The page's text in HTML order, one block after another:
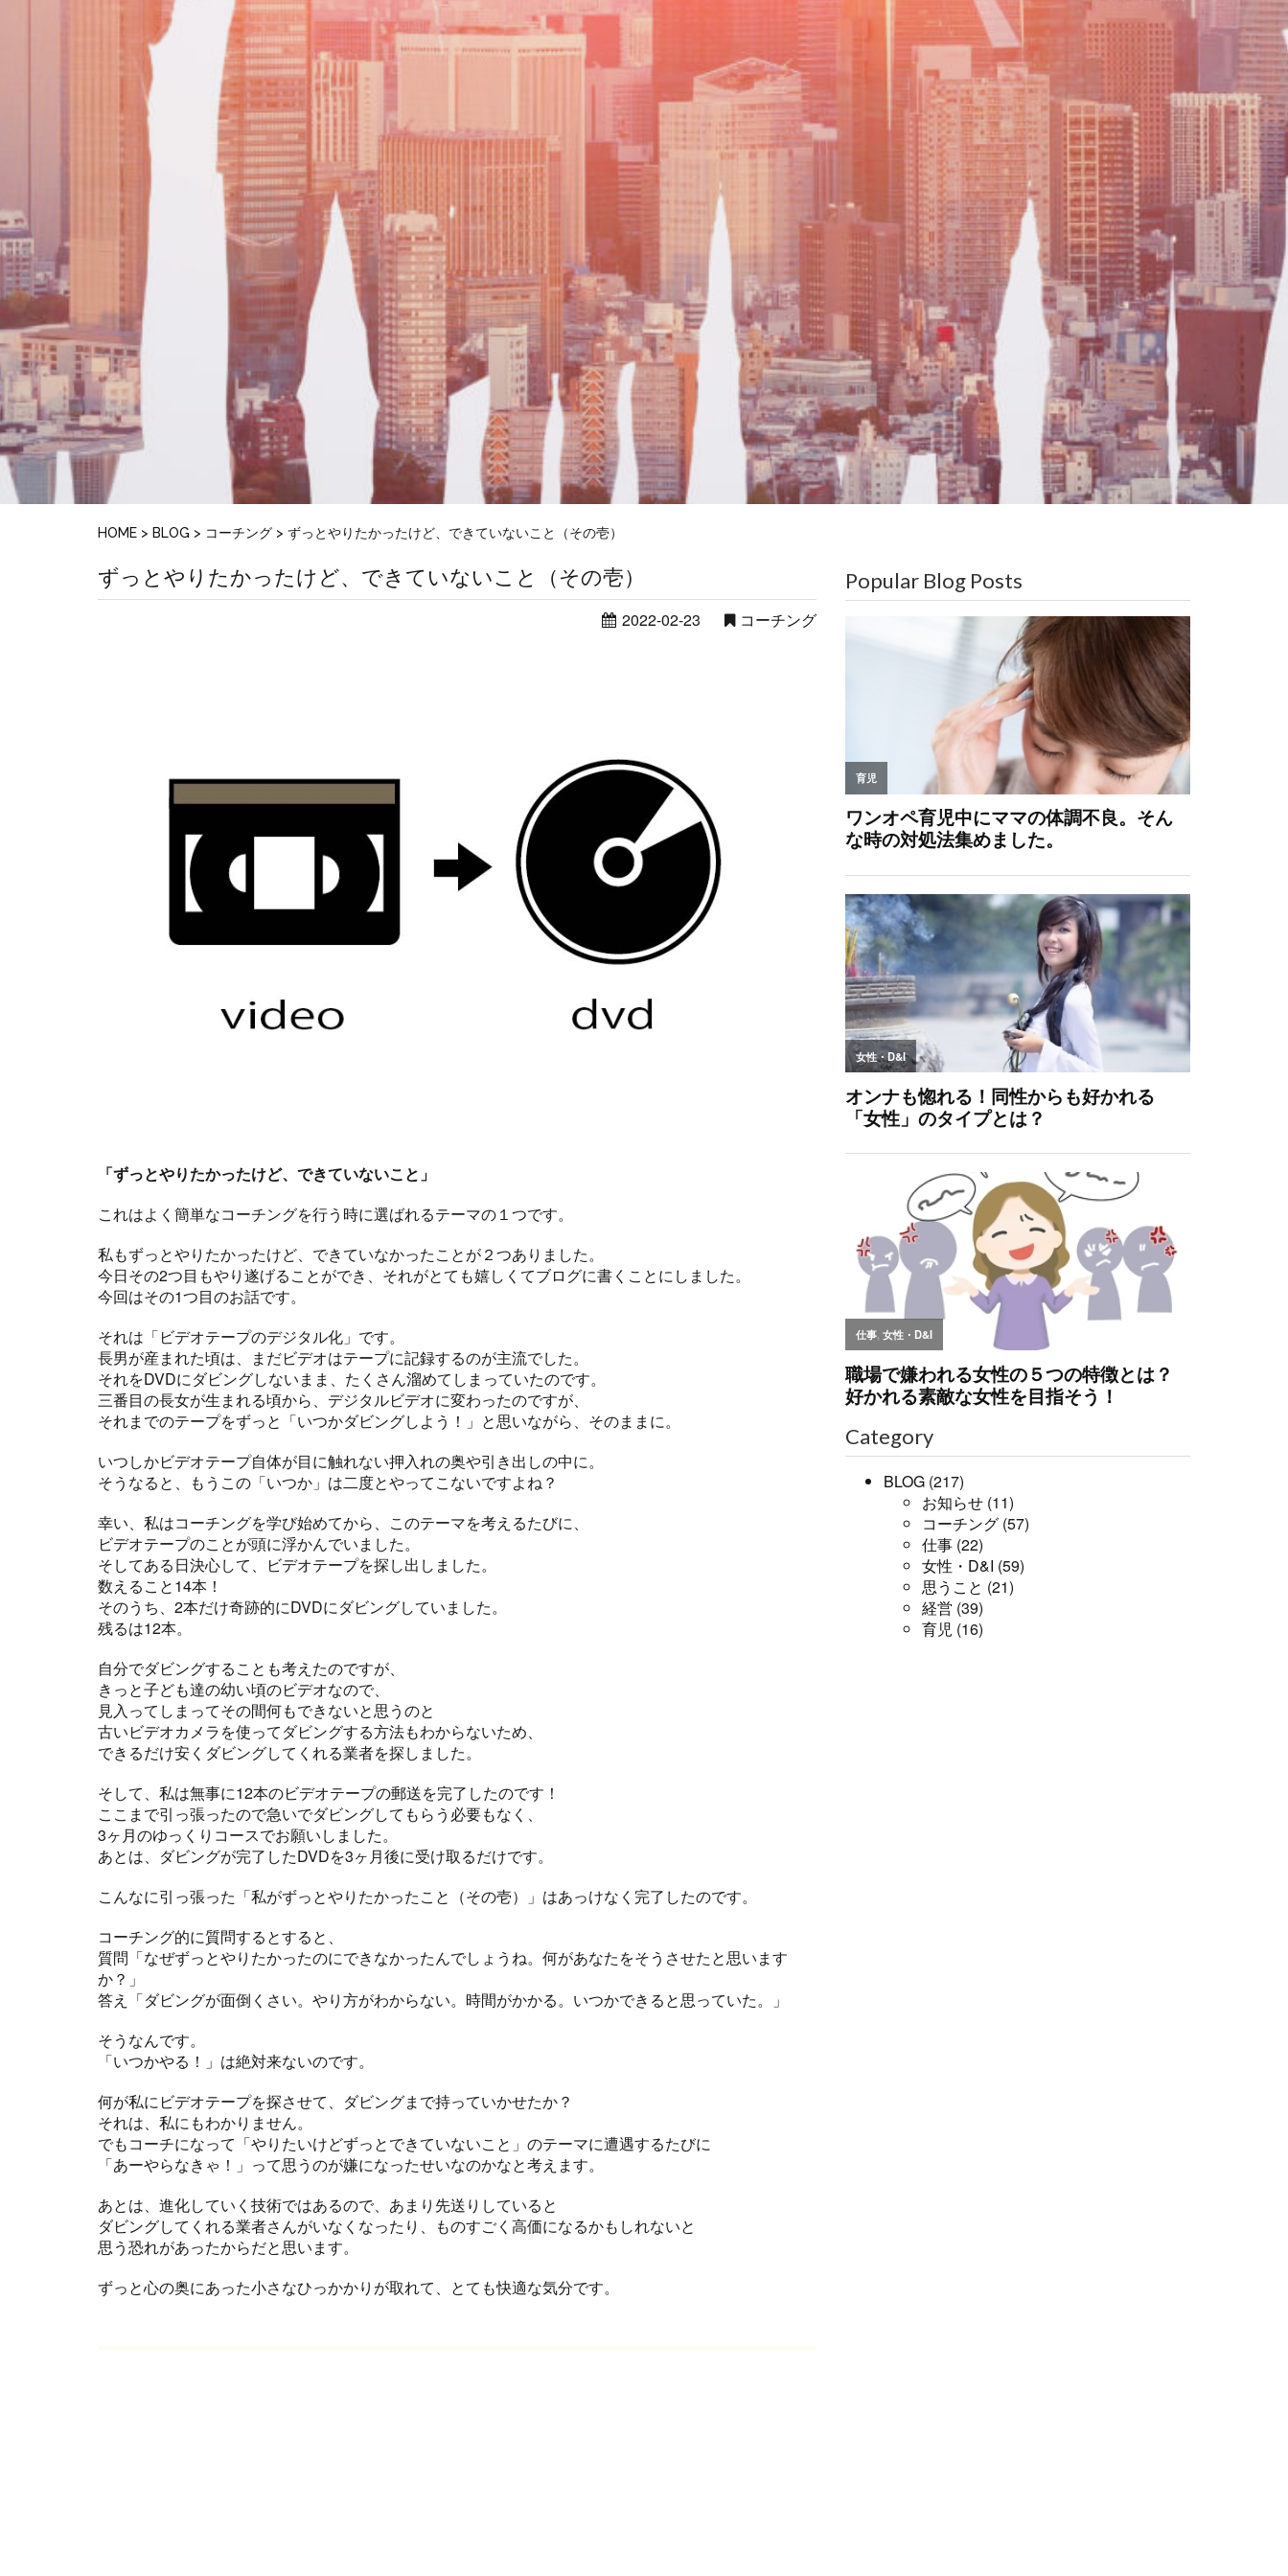
HOME > BLOG > コーチング > ずっとやりたかったけど、できていないこと（その壱）
ずっとやりたかったけど、できていないこと（その壱）
2022-02-23 コーチング
「ずっとやりたかったけど、できていないこと」
これはよく簡単なコーチングを行う時に選ばれるテーマの１つです。
私もずっとやりたかったけど、できていなかったことが２つありました。
今日その2つ目もやり遂げることができ、それがとても嬉しくてブログに書くことにしました。
今回はその1つ目のお話です。
それは「ビデオテープのデジタル化」です。
長男が産まれた頃は、まだビデオはテープに記録するのが主流でした。
それをDVDにダビングしないまま、たくさん溜めてしまっていたのです。
三番目の長女が生まれる頃から、デジタルビデオに変わったのですが、
それまでのテープをずっと「いつかダビングしよう！」と思いながら、そのままに。
いつしかビデオテープ自体が目に触れない押入れの奥や引き出しの中に。
そうなると、もうこの「いつか」は二度とやってこないですよね？
幸い、私はコーチングを学び始めてから、このテーマを考えるたびに、
ビデオテープのことが頭に浮かんでいました。
そしてある日決心して、ビデオテープを探し出しました。
数えること14本！
そのうち、2本だけ奇跡的にDVDにダビングしていました。
残るは12本。
自分でダビングすることも考えたのですが、
きっと子ども達の幼い頃のビデオなので、
見入ってしまってその間何もできないと思うのと
古いビデオカメラを使ってダビングする方法もわからないため、
できるだけ安くダビングしてくれる業者を探しました。
そして、私は無事に12本のビデオテープの郵送を完了したのです！
ここまで引っ張ったので急いでダビングしてもらう必要もなく、
3ヶ月のゆっくりコースでお願いしました。
あとは、ダビングが完了したDVDを3ヶ月後に受け取るだけです。
こんなに引っ張った「私がずっとやりたかったこと（その壱）」はあっけなく完了したのです。
コーチング的に質問するとすると、
質問「なぜずっとやりたかったのにできなかったんでしょうね。何があなたをそうさせたと思います
か？」
答え「ダビングが面倒くさい。やり方がわからない。時間がかかる。いつかできると思っていた。」
そうなんです。
「いつかやる！」は絶対来ないのです。
何が私にビデオテープを探させて、ダビングまで持っていかせたか？
それは、私にもわかりません。
でもコーチになって「やりたいけどずっとできていないこと」のテーマに遭遇するたびに
「あーやらなきゃ！」って思うのが嫌になったせいなのかなと考えます。
あとは、進化していく技術ではあるので、あまり先送りしていると
ダビングしてくれる業者さんがいなくなったり、ものすごく高価になるかもしれないと
思う恐れがあったからだと思います。
ずっと心の奥にあった小さなひっかかりが取れて、とても快適な気分です。
Popular Blog Posts
Category
BLOG (217)
お知らせ (11)
コーチング (57)
仕事 (22)
女性・D&I (59)
思うこと (21)
経営 (39)
育児 (16)